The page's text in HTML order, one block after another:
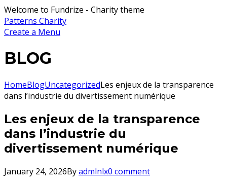
Welcome to Fundrize - Charity theme
Patterns Charity
Create a Menu
BLOG
HomeBlogUncategorizedLes enjeux de la transparence
dans l’industrie du divertissement numérique
Les enjeux de la transparence
dans l’industrie du
divertissement numérique
January 24, 2026Byadmlnlx0 comment